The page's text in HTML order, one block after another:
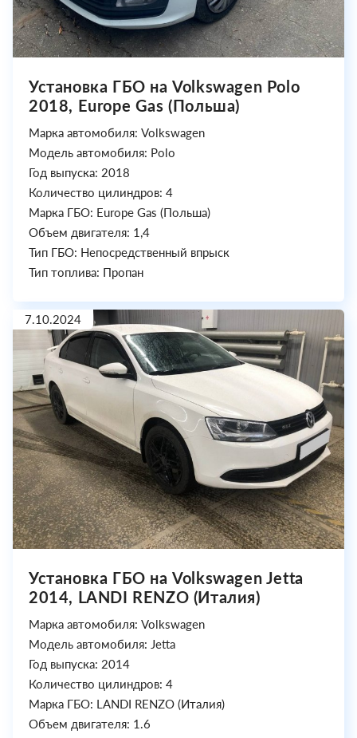
Установка ГБО на Volkswagen Polo
2018, Europe Gas (Польша)
Марка автомобиля: Volkswagen
Модель автомобиля: Polo
Год выпуска: 2018
Количество цилиндров: 4
Марка ГБО: Europe Gas (Польша)
Объем двигателя: 1,4
Тип ГБО: Непосредственный впрыск
Тип топлива: Пропан
7.10.2024
Установка ГБО на Volkswagen Jetta
2014, LANDI RENZO (Италия)
Марка автомобиля: Volkswagen
Модель автомобиля: Jetta
Год выпуска: 2014
Количество цилиндров: 4
Марка ГБО: LANDI RENZO (Италия)
Объем двигателя: 1.6